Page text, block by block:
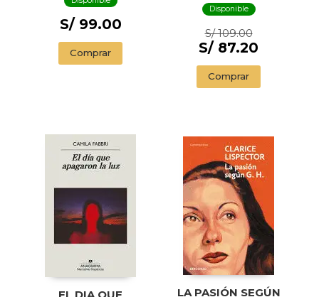
OTHER STORIES (
ILLUSTRADED
EDITION)
S/ 99.00
Comprar
Disponible
S/ 109.00
S/ 87.20
Comprar
LA PASIÓN SEGÚN